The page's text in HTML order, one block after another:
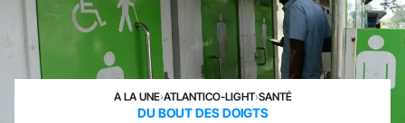
A LA UNE›ATLANTICO-LIGHT›SANTÉ
DU BOUT DES DOIGTS